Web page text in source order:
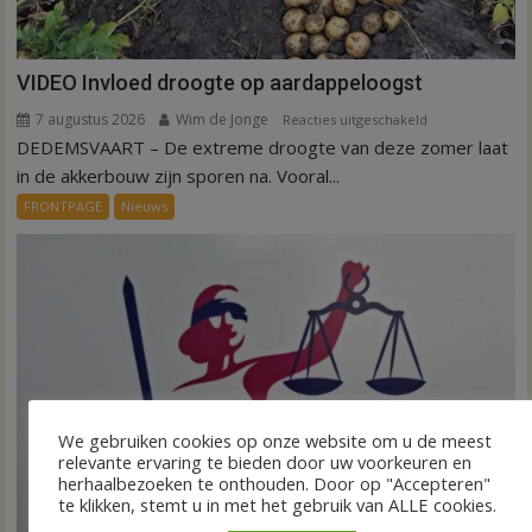
VIDEO Invloed droogte op aardappeloogst
7 augustus 2026 Wim de Jonge Reacties uitgeschakeld
VIDEO
DEDEMSVAART – De extreme droogte van deze zomer laat
in de akkerbouw zijn sporen na. Vooral...
FRONTPAGE Nieuws
We gebruiken cookies op onze website om u de meest
relevante ervaring te bieden door uw voorkeuren en
herhaalbezoeken te onthouden. Door op "Accepteren"
te klikken, stemt u in met het gebruik van ALLE cookies.